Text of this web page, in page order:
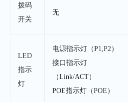
拨码
开关
无
LED
指示
灯
电源指示灯（P1,P2）
接口指示灯
（Link/ACT）
POE指示灯（POE）